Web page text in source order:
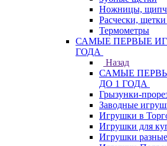
Ножницы,
Расчески,
Термометры
САМЫЕ ПЕРВЫЕ
ГОДА
Назад
САМЫЕ
ДО 1 ГОДА
Грызунки-
Заводные
Игрушки в
Игрушки для
Игрушки разные